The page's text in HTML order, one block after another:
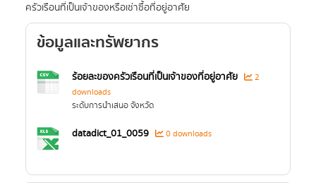
ครัวเรือนที่เป็นเจ้าของหรือเช่าซื้อที่อยู่อาศัย
ข้อมูลและทรัพยากร
ร้อยละของครัวเรือนที่เป็นเจ้าของที่อยู่อาศัย
2
downloads
ระดับการนำเสนอ จังหวัด
datadict_01_0059 0 downloads